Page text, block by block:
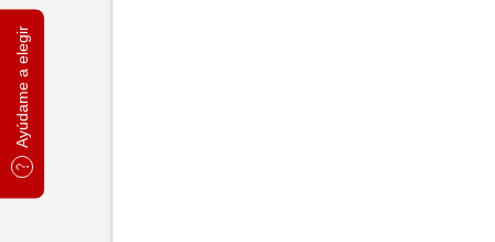
Ayúdame a elegir